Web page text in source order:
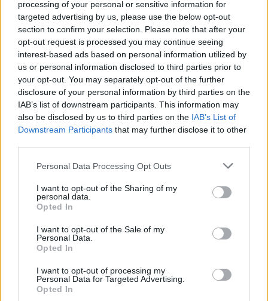
processing of your personal or sensitive information for
targeted advertising by us, please use the below opt-out
section to confirm your selection. Please note that after your
opt-out request is processed you may continue seeing
interest-based ads based on personal information utilized by
us or personal information disclosed to third parties prior to
your opt-out. You may separately opt-out of the further
disclosure of your personal information by third parties on the
IAB’s list of downstream participants. This information may
also be disclosed by us to third parties on the IAB’s List of
Downstream Participants that may further disclose it to other
Personal Data Processing Opt Outs
I want to opt-out of the Sharing of my
personal data.
Opted In
I want to opt-out of the Sale of my
Personal Data.
Opted In
I want to opt-out of processing my
Personal Data for Targeted Advertising.
Opted In
Θέατρο
Η Φένια Αποστόλου και το σκοτεινό
παραμύθι του “Αποτυπώματος”
Με το "Αποτύπωμα", η Φένια Αποστόλου δημιουργεί έναν
τις παραμορφώσεις του χρόνου και ξαναβρίσκει τη φωνή της
μέσα από την κίνηση, τη σιωπή